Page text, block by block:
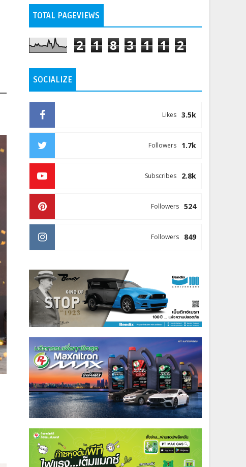
TOTAL PAGEVIEWS
2 1 8 3 1 1 2
SOCIALIZE
3.5k
Likes
1.7k
Followers
2.8k
Subscribes
524
Followers
849
Followers